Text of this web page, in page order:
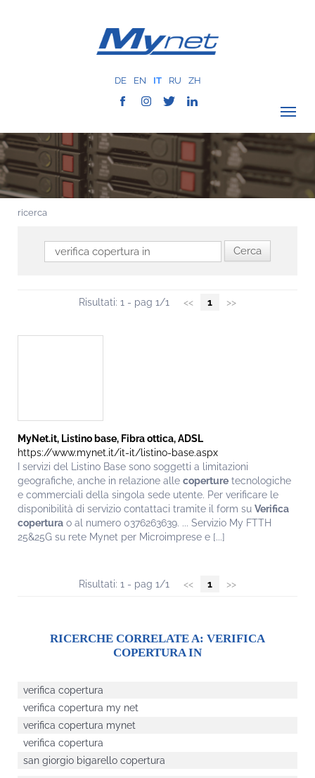
DE EN IT RU ZH
VERIFICA COPERTURA
AZIENDA
RETE
SERVIZI
MYNET
CASE HISTORY
ricerca
Risultati: 1 - pag 1/1 << 1 >>
MyNet.it, Listino base, Fibra ottica, ADSL
https://www.mynet.it/it-it/listino-base.aspx
I servizi del Listino Base sono soggetti a limitazioni
geografiche, anche in relazione alle coperture tecnologiche
e commerciali della singola sede utente. Per verificare le
disponibilità di servizio contattaci tramite il form su Verifica
copertura o al numero 0376263639. ... Servizio My FTTH
25&25G su rete Mynet per Microimprese e [...]
Risultati: 1 - pag 1/1 << 1 >>
RICERCHE CORRELATE A: VERIFICA
COPERTURA IN
verifica copertura
verifica copertura my net
verifica copertura mynet
verifica copertura
san giorgio bigarello copertura